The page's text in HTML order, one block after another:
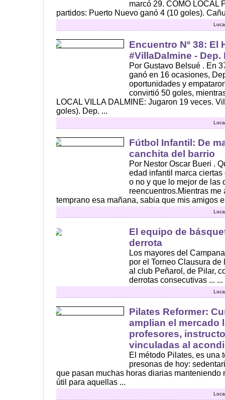
marcó 29. COMO LOCAL
partidos: Puerto Nuevo ganó 4 (10 goles).
Encuentro Nº 38: El
#VillaDalmine - Dep.
Por Gustavo Belsué . En
ganó en 16 ocasiones,
oportunidades y
convirtió 50 goles,
LOCAL VILLA DALMINE: Jugaron 19 veces.
goles). Dep. ...
Fútbol Infantil: De
canchita del barrio
Por Nestor Oscar Bueri .
edad infantil marca
o no y que lo mejor de las
reencuentros.Mientras
temprano esa mañana, sabia que mis amigos
El equipo de
derrota
Los mayores del
por el Torneo Clausura
al club Peñarol, de Pilar,
derrotas consecutivas ... ...
Pilates Reformer:
amplian el mercado
profesores,
vinculadas al
El método Pilates, es una
presonas de hoy:
que pasan muchas horas diarias manteniendo
útil para aquellas ...